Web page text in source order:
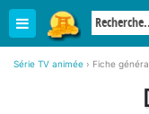
Série TV animée › Fiche